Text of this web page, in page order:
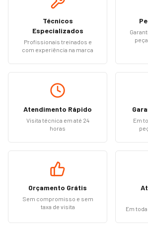
Técnicos
Especializados
Profissionais treinados e
com experiência na marca
Atendimento Rápido
Visita técnica em até 24
horas
Em
Orçamento Grátis
Sem compromisso e sem
taxa de visita
Em